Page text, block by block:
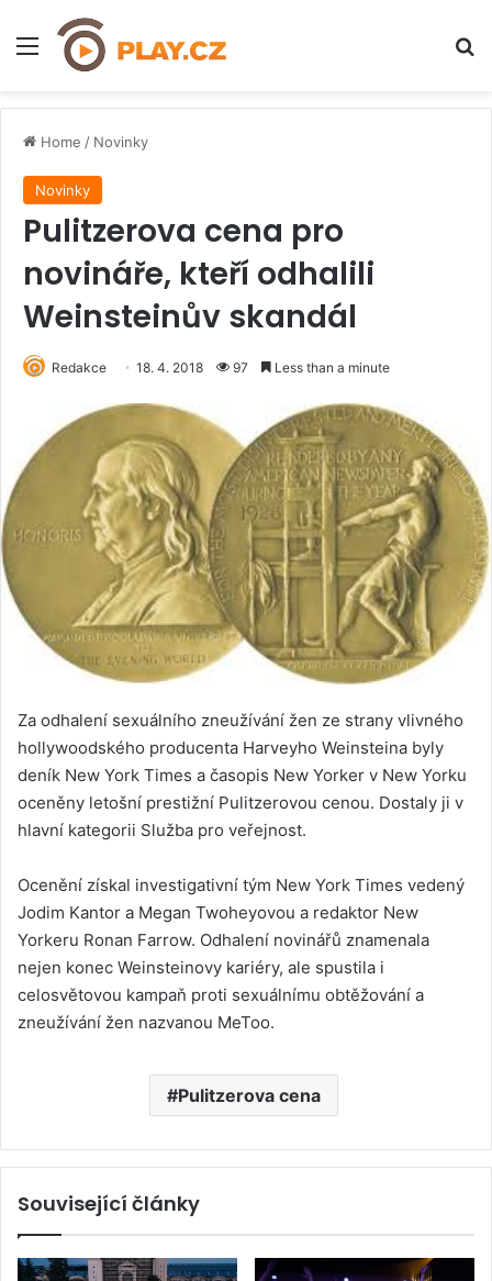
Menu
Home / Novinky
Novinky
Pulitzerova cena pro
novináře, kteří odhalili
Weinsteinův skandál
Redakce 18. 4. 2018 97 Less than a minute
Za odhalení sexuálního zneužívání žen ze strany vlivného
hollywoodského producenta Harveyho Weinsteina byly
deník New York Times a časopis New Yorker v New Yorku
oceněny letošní prestižní Pulitzerovou cenou. Dostaly ji v
hlavní kategorii Služba pro veřejnost.
Ocenění získal investigativní tým New York Times vedený
Jodim Kantor a Megan Twoheyovou a redaktor New
Yorkeru Ronan Farrow. Odhalení novinářů znamenala
nejen konec Weinsteinovy kariéry, ale spustila i
celosvětovou kampaň proti sexuálnímu obtěžování a
zneužívání žen nazvanou MeToo.
Pulitzerova cena
Související články